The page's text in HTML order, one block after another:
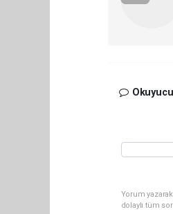
Yorum
dolaylı tüm